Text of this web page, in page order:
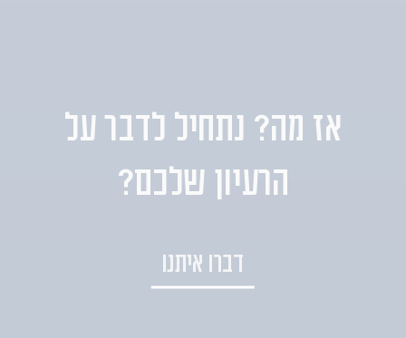
אז מה? נתחיל לדבר על
הרעיון שלכם?
דברו איתנו